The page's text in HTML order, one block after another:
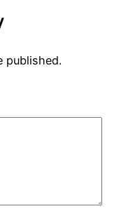
published.